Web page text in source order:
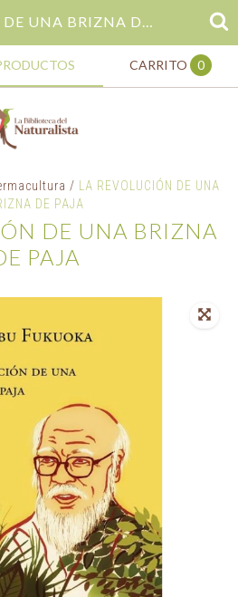
LA REVOLUCIÓN DE UNA BRIZNA DE PAJA
CARRITO 0
/
LA REVOLUCIÓN DE UNA
DE PAJA
DE UNA BRIZNA
PAJA